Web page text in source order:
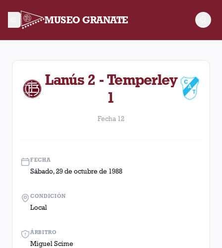
MUSEO GRANATE
Fecha 12. Partido entre Lanús y Temperley disputado el
Lanús 2 - Temperley
1
Fecha 12
FECHA
Sábado, 29 de octubre de 1988
ÁRBITRO
Miguel Scime
CONDICIÓN
Local